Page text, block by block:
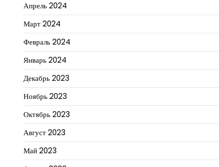
Апрель 2024
Март 2024
Февраль 2024
Январь 2024
Декабрь 2023
Ноябрь 2023
Октябрь 2023
Август 2023
Май 2023